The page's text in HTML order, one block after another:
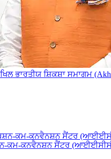
ਭਾਰਤੀਯ ਸ਼ਿਕਸ਼ਾ ਸਮਾਗਮ
ਕਮ-ਕਨਵੈਨਸ਼ਨ ਸੈਂਟਰ